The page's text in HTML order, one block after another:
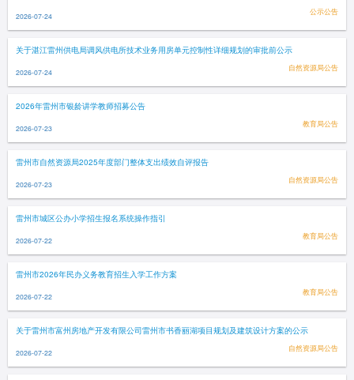
2026-07-24 公示公告
关于湛江雷州供电局调风供电所技术业务用房单元控制性详细规划的审批前公示
2026-07-24 自然资源局公告
2026年雷州市银龄讲学教师招募公告
2026-07-23 教育局公告
雷州市自然资源局2025年度部门整体支出绩效自评报告
2026-07-23 自然资源局公告
雷州市城区公办小学招生报名系统操作指引
2026-07-22 教育局公告
雷州市2026年民办义务教育招生入学工作方案
2026-07-22 教育局公告
关于雷州市富州房地产开发有限公司雷州市书香丽湖项目规划及建筑设计方案的公示
2026-07-22 自然资源局公告